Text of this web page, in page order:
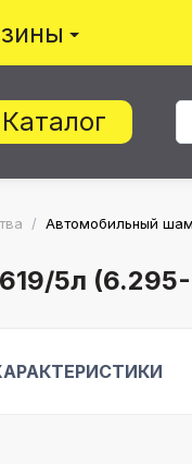
Каталог
/ Автомобильный
5л